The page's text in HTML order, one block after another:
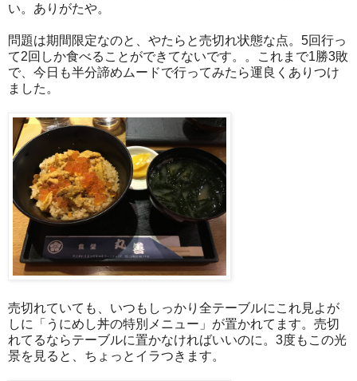
い。ありがたや。
問題は期間限定なのと、やたらと売切れ状態な点。5回行っ
て2回しか食べることができてないです。。これまで1勝3敗
で、今日も半分諦めムードで行ってみたら運良くありつけ
ました。
売切れていても、いつもしっかり全テーブルにこれ見よが
しに「うにめし丼の特別メニュー」が置かれてます。売切
れてるならテーブルに置かなければいいのに。3度もこの光
景を見ると、ちょっとイラつきます。